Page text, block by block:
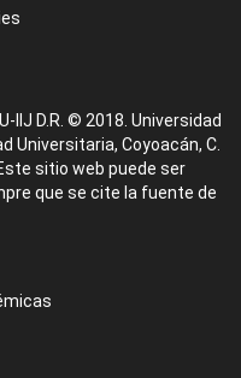
IIJ D.R. © 2018. Universidad
Universitaria, Coyoacán, C.
sitio web puede ser
que se cite la fuente de